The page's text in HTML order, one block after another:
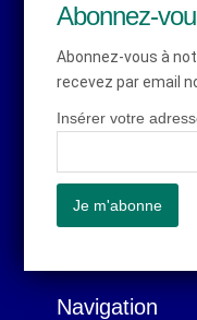
Abonnez-
Abonnez-vous à
recevez par email
Insérer votre
Navigation